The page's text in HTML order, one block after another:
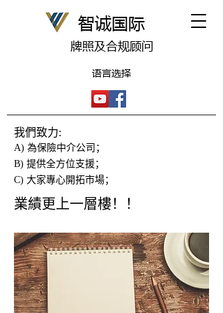
​智诚国际
牌照及合规顾问
语言选择
我們致力:
A) 為保險中介公司；
B) 提供全方位支援；
C) 大家專心開拓市場；
業績更上一層樓！！